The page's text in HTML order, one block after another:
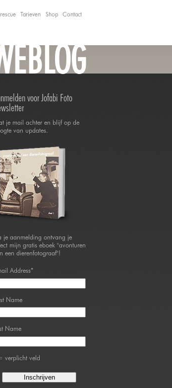
Tarieven Shop Contact
voor Jofabi Foto
je mail achter en blijf op de
van updates.
je aanmelding ontvang je
mijn gratis eboek "avonturen
een dierenfotograaf"!
Address*
Name
Name
verplicht veld